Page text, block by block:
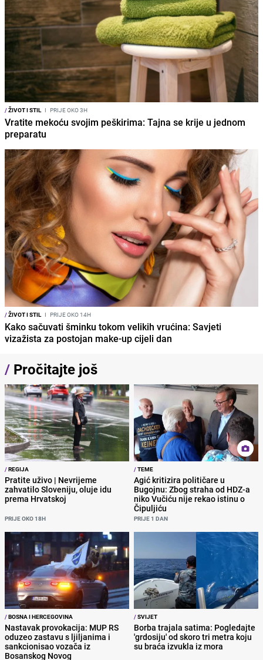
/ŽIVOT I STIL I PRIJE OKO 3H
Vratite mekoću svojim peškirima: Tajna se krije u jednom
preparatu
/ŽIVOT I STIL I PRIJE OKO 14H
Kako sačuvati šminku tokom velikih vrućina: Savjeti
vizažista za postojan make-up cijeli dan
/ Pročitajte još
/REGIJA
Pratite uživo | Nevrijeme
zahvatilo Sloveniju, oluje idu
prema Hrvatskoj
PRIJE OKO 18H
/TEME
Agić kritizira političare u
Bugojnu: Zbog straha od HDZ-a
niko Vučiću nije rekao istinu o
Čipuljiću
PRIJE 1 DAN
/BOSNA I HERCEGOVINA
Nastavak provokacija: MUP RS
oduzeo zastavu s ljiljanima i
sankcionisao vozača iz
Bosanskog Novog
/SVIJET
Borba trajala satima: Pogledajte
'grdosiju' od skoro tri metra koju
su braća izvukla iz mora